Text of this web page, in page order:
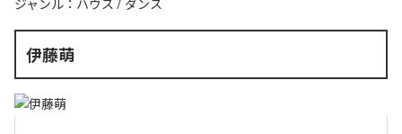
ジャンル： ハウス / ダンス
伊藤萌